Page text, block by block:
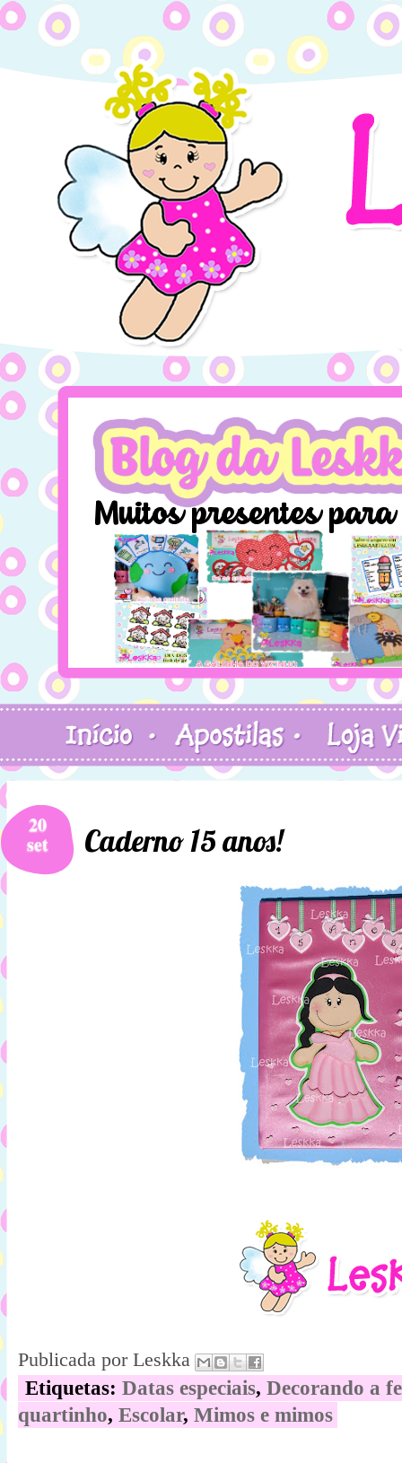
20
set Caderno 15 anos!
Publicada por Leskka
Etiquetas: Datas especiais, Decorando a
quartinho, Escolar, Mimos e mimos